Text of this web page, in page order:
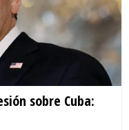
sobre Cuba: